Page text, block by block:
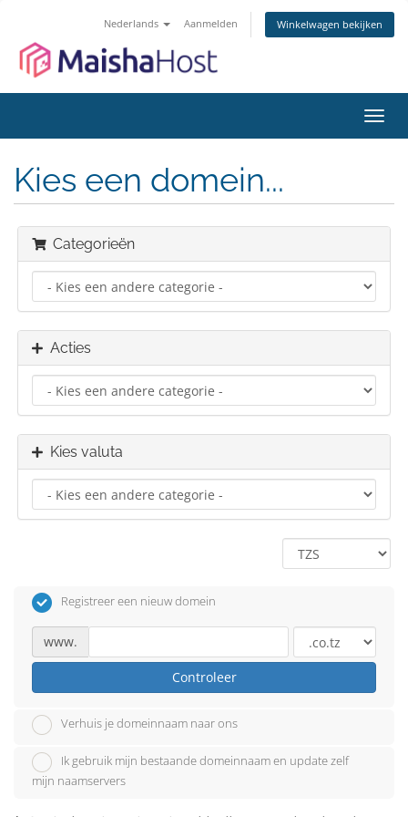
Nederlands Aanmelden Winkelwagen bekijken
in-/
Kies een domein...
Categorieën
Acties
Kies valuta
Registreer een nieuw domein
www.
Controleer
Verhuis je domeinnaam naar ons
Ik gebruik mijn bestaande domeinnaam en update zelf
mijn naamservers